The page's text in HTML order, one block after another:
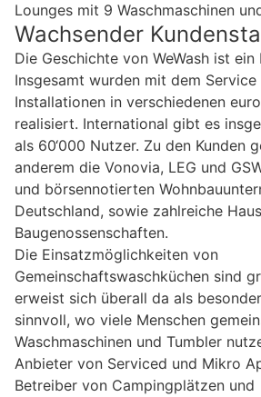
Lounges mit 9 Waschmaschinen
Wachsender
Die Geschichte von WeWash ist
Insgesamt wurden mit dem Service
Installationen in verschiedenen
realisiert. International gibt es
als 60‘000 Nutzer. Zu den Kunden
anderem die Vonovia, LEG und
und börsennotierten
Deutschland, sowie zahlreiche
Baugenossenschaften.
Die Einsatzmöglichkeiten von
Gemeinschaftswaschküchen sind
erweist sich überall da als
sinnvoll, wo viele Menschen
Waschmaschinen und Tumbler
Anbieter von Serviced und Mikro
Betreiber von Campingplätzen und